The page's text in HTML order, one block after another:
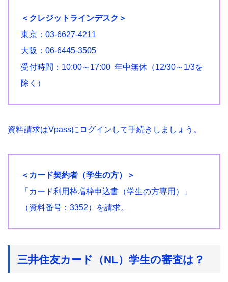
＜クレジットラインデスク＞
東京：03-6627-4211
大阪：06-6445-3505
受付時間：10:00～17:00 年中無休（12/30～1/3を
除く）
資料請求はVpassにログインして手続きしましょう。
＜カード契約者（学生の方）＞
「カード利用枠増枠申込書（学生の方専用）」
（資料番号：3352）を請求。
三井住友カード（NL）学生の審査は？